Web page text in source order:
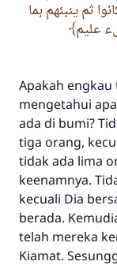
ثم ينبئهم بما
عليم
Apakah
mengetahui
ada di bumi?
tiga orang,
tidak ada lima
keenamnya.
kecuali Dia
berada.
telah mereka
Kiamat.